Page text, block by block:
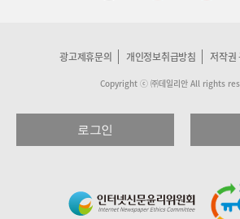
광고제휴문의 개인정보취급방침 저작권
Copyright ⓒ ㈜데일리안 All rights
로그인